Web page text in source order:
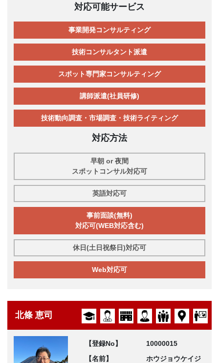
対応可能サービス
事業開発コンサルティング
技術コンサルタント派遣
スポット専門家コンサルティング
講師派遣(社員研修)
技術動向調査・市場調査・技術ライティング
対応方法
早朝 or 夜間
スポットコンサル対応可
英語対応可
事前面談(無料)
対応可(WEB対応含む)
休日(土日祝祭日)対応可
Web対応可
北條 恵司
【登録No】
10000015
【名前】
ホウジョウケイジ